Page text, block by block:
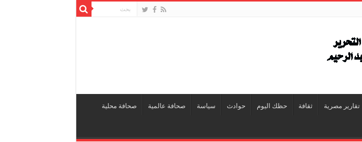
تقارير مصرية ثقافة حظك اليوم حوادث سياسة صحافة عالمية صحافة محلية